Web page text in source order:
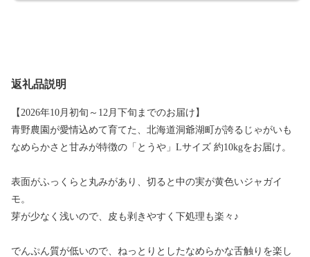
返礼品説明
【2026年10月初旬～12月下旬までのお届け】
青野農園が愛情込めて育てた、北海道洞爺湖町が誇るじゃがいも
なめらかさと甘みが特徴の「とうや」Lサイズ 約10kgをお届け。
表面がふっくらと丸みがあり、切ると中の実が黄色いジャガイ
モ。
芽が少なく浅いので、皮も剥きやすく下処理も楽々♪
でんぷん質が低いので、ねっとりとしたなめらかな舌触りを楽し